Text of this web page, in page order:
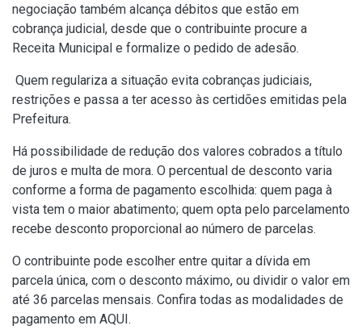
negociação também alcança débitos que estão em
cobrança judicial, desde que o contribuinte procure a
Receita Municipal e formalize o pedido de adesão.
Quem regulariza a situação evita cobranças judiciais,
restrições e passa a ter acesso às certidões emitidas pela
Prefeitura.
Há possibilidade de redução dos valores cobrados a título
de juros e multa de mora. O percentual de desconto varia
conforme a forma de pagamento escolhida: quem paga à
vista tem o maior abatimento; quem opta pelo parcelamento
recebe desconto proporcional ao número de parcelas.
O contribuinte pode escolher entre quitar a dívida em
parcela única, com o desconto máximo, ou dividir o valor em
até 36 parcelas mensais. Confira todas as modalidades de
pagamento em AQUI.